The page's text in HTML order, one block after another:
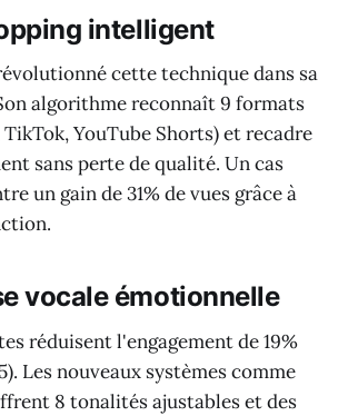
intelligent
cette technique dans sa
algorithme reconnaît 9 formats
TikTok, YouTube Shorts) et recadre
sans perte de qualité. Un cas
un gain de 31% de vues grâce à
vocale émotionnelle
réduisent l'engagement de 19%
Les nouveaux systèmes comme
8 tonalités ajustables et des